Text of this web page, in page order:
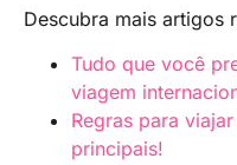
Descubra mais artigos
Tudo que você
viagem
Regras para
principais!